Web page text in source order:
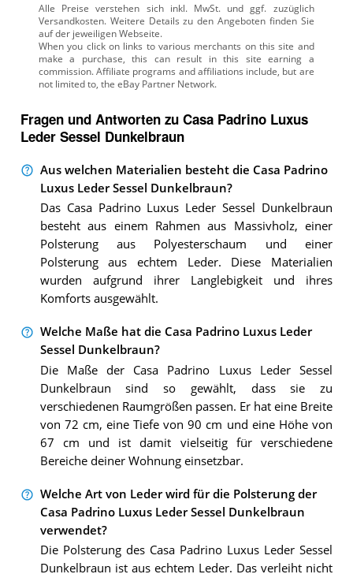
Alle Preise verstehen sich inkl. MwSt. und ggf. zuzüglich
Versandkosten. Weitere Details zu den Angeboten finden Sie
auf der jeweiligen Webseite.
Fragen und Antworten zu Casa Padrino Luxus
Leder Sessel Dunkelbraun
Aus welchen Materialien besteht die Casa Padrino
Luxus Leder Sessel Dunkelbraun?
Das Casa Padrino Luxus Leder Sessel Dunkelbraun
besteht aus einem Rahmen aus Massivholz, einer
Polsterung aus Polyesterschaum und einer
Polsterung aus echtem Leder. Diese Materialien
wurden aufgrund ihrer Langlebigkeit und ihres
Komforts ausgewählt.
Welche Maße hat die Casa Padrino Luxus Leder
Sessel Dunkelbraun?
Die Maße der Casa Padrino Luxus Leder Sessel
Dunkelbraun sind so gewählt, dass sie zu
verschiedenen Raumgrößen passen. Er hat eine Breite
von 72 cm, eine Tiefe von 90 cm und eine Höhe von
67 cm und ist damit vielseitig für verschiedene
Bereiche deiner Wohnung einsetzbar.
Welche Art von Leder wird für die Polsterung der
Casa Padrino Luxus Leder Sessel Dunkelbraun
verwendet?
Die Polsterung des Casa Padrino Luxus Leder Sessel
Dunkelbraun ist aus echtem Leder. Das verleiht nicht